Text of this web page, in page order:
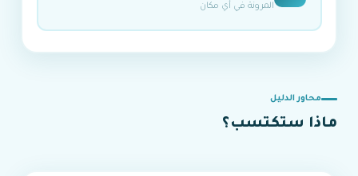
المرونة في أي مكان
محاور الدليل
ماذا ستكتسب؟